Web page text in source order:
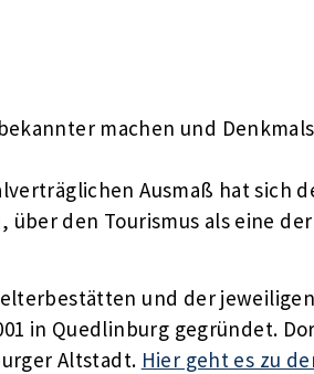
machen und
Ausmaß hat sich
den Tourismus als eine
und der
in Quedlinburg gegründet.
Altstadt. Hier geht es zu